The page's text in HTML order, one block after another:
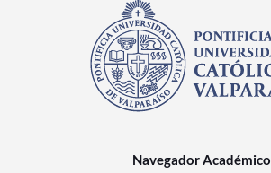
Navegador Académico